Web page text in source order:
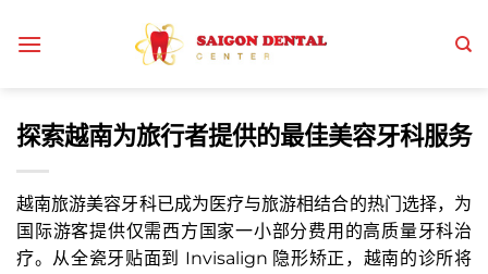
探索越南为旅行者提供的最佳美容牙科服务
越南旅游美容牙科已成为医疗与旅游相结合的热门选择，为
国际游客提供仅需西方国家一小部分费用的高质量牙科治
疗。从全瓷牙贴面到 Invisalign 隐形矫正，越南的诊所将